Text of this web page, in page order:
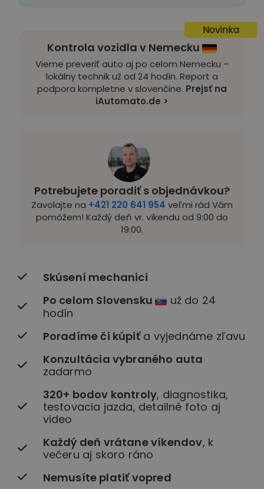
Potrebujete poradiť s objednávkou?
Zavolajte na +421 220 641 954 veľmi rád Vám
pomôžem! Každý deň vr. víkendu od 9:00 do
19:00.
Skúsení mechanici
Po celom Slovensku
už do 24
hodín
Poradíme či kúpiťa vyjednáme zľavu
Konzultácia vybraného auta
zadarmo
320+ bodov kontroly, diagnostika,
testovacia jazda, detailné foto aj
video
Každý deň vrátane víkendov, k
večeru aj skoro ráno
Nemusíte platiť vopred
Novinka
Kontrola vozidla v Nemecku
Vieme preveriť auto aj po celom Nemecku –
lokálny technik už od 24 hodín. Report a
podpora kompletne v slovenčine. Prejsť na
iAutomato.de >